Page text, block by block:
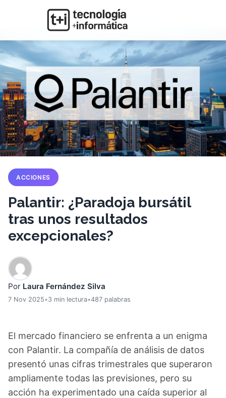
ACCIONES
Palantir: ¿Paradoja bursátil
tras unos resultados
excepcionales?
Por Laura Fernández Silva
7 Nov 2025•3 min lectura•487 palabras
El mercado financiero se enfrenta a un enigma
con Palantir. La compañía de análisis de datos
presentó unas cifras trimestrales que superaron
ampliamente todas las previsiones, pero su
acción ha experimentado una caída superior al